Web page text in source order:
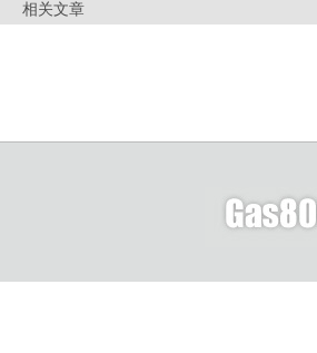
相关文章